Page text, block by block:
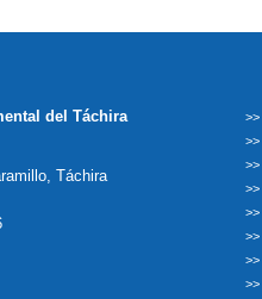
del Táchira
Táchira
>>
>>
>>
>>
>>
>>
>>
>>